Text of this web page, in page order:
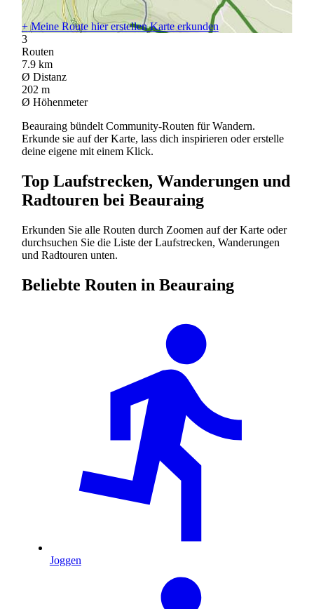
+Meine Route hier erstellenKarte erkunden
3
Routen
7.9 km
Ø Distanz
202 m
Ø Höhenmeter
Beauraing bündelt Community-Routen für Wandern.
Erkunde sie auf der Karte, lass dich inspirieren oder erstelle
deine eigene mit einem Klick.
Top Laufstrecken, Wanderungen und
Radtouren bei Beauraing
Erkunden Sie alle Routen durch Zoomen auf der Karte oder
durchsuchen Sie die Liste der Laufstrecken, Wanderungen
und Radtouren unten.
Beliebte Routen in Beauraing
Joggen